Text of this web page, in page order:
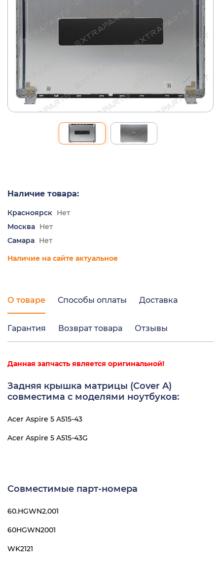
Наличие товара:
Красноярск Нет
Москва Нет
Самара Нет
Наличие на сайте актуальное
О товаре Способы оплаты Доставка
Гарантия Возврат товара Отзывы
Данная запчасть является оригинальной!
Задняя крышка матрицы (Cover A)
совместима с моделями ноутбуков:
Acer Aspire 5 A515-43
Acer Aspire 5 A515-43G
Совместимые парт-номера
60.HGWN2.001
60HGWN2001
WK2121